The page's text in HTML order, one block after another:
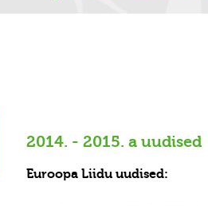
2014. - 2015. a uudised
Euroopa Liidu uudised: